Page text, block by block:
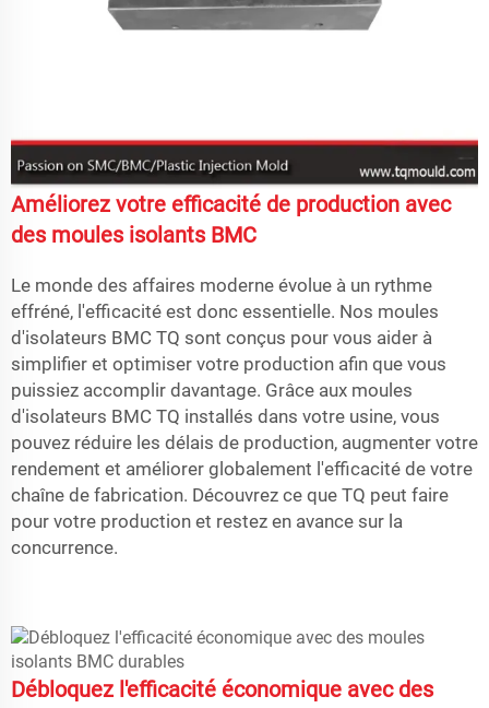
Améliorez votre efficacité de production avec
des moules isolants BMC
Le monde des affaires moderne évolue à un rythme
effréné, l'efficacité est donc essentielle. Nos moules
d'isolateurs BMC TQ sont conçus pour vous aider à
simplifier et optimiser votre production afin que vous
puissiez accomplir davantage. Grâce aux moules
d'isolateurs BMC TQ installés dans votre usine, vous
pouvez réduire les délais de production, augmenter votre
rendement et améliorer globalement l'efficacité de votre
chaîne de fabrication. Découvrez ce que TQ peut faire
pour votre production et restez en avance sur la
concurrence.
Débloquez l'efficacité économique avec des